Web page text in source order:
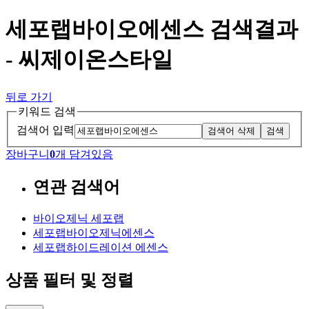
세포랩바이오에센스 검색결과
- 씨제이온스타일
뒤로 가기
키워드 검색
검색어 입력
검색어 삭제 검색
장바구니 0개 담겨있음
연관 검색어
바이오제닉 세포랩
세포랩바이오제닉에센스
세포랩하이드레이션 에센스
상품 필터 및 정렬